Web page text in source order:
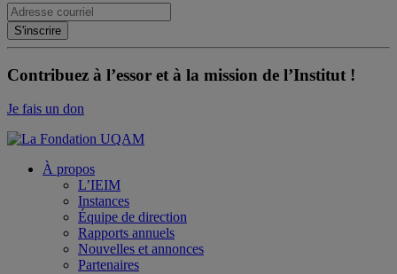
Contribuez à l’essor et à la mission de l’Institut !
Je fais un don
À propos
L’IEIM
Instances
Équipe de direction
Rapports annuels
Nouvelles et annonces
Partenaires